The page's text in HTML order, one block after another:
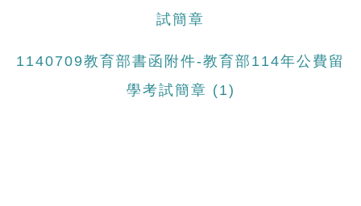
試簡章
1140709教育部書函附件-教育部114年公費留
學考試簡章 (1)